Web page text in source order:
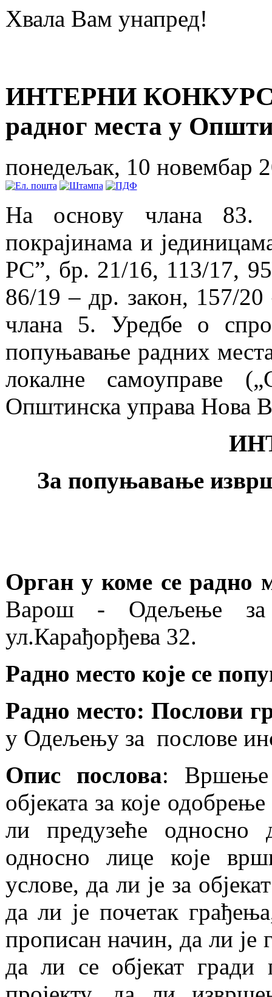
Хвала Вам унапред!
ИНТЕРНИ КОНКУРС
радног места у
понедељак, 10 новембар
На основу члана 83.
покрајинама и
РС”, бр. 21/16, 113/17,
86/19 – др. закон, 157/
члана 5. Уредбе о
попуњавање радних
локалне самоуправе
Општинска управа Нова
За попуњавање
Орган у коме се радно
Варош - Одељење за
ул.Карађорђева 32.
Радно место које се
Радно место: Послови
у Одељењу за послове
Опис послова: Вршење
објеката за које
ли предузеће односно
односно лице које
услове, да ли је за
да ли је почетак
прописан начин, да ли
да ли се објекат